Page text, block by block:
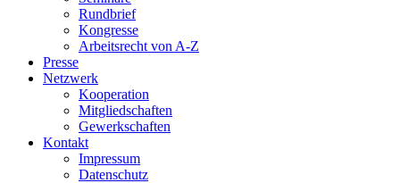
Rundbrief
Kongresse
Arbeitsrecht von A-Z
Presse
Netzwerk
Kooperation
Mitgliedschaften
Gewerkschaften
Kontakt
Impressum
Datenschutz